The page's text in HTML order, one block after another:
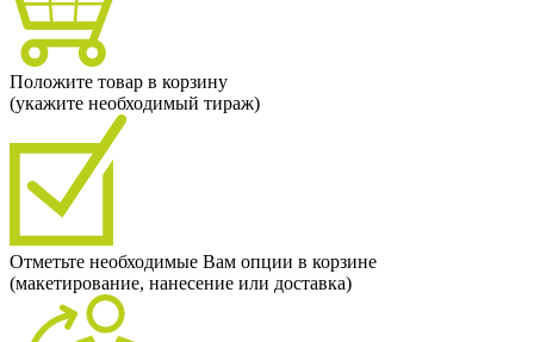
Положите товар в корзину
(укажите необходимый тираж)
Отметьте необходимые Вам опции в корзине
(макетирование, нанесение или доставка)